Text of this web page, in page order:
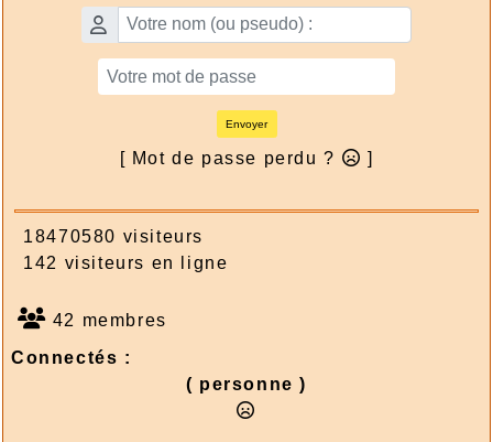
Envoyer
[ Mot de passe perdu ? ]
18470580 visiteurs
142 visiteurs en ligne
42 membres
Connectés :
( personne )